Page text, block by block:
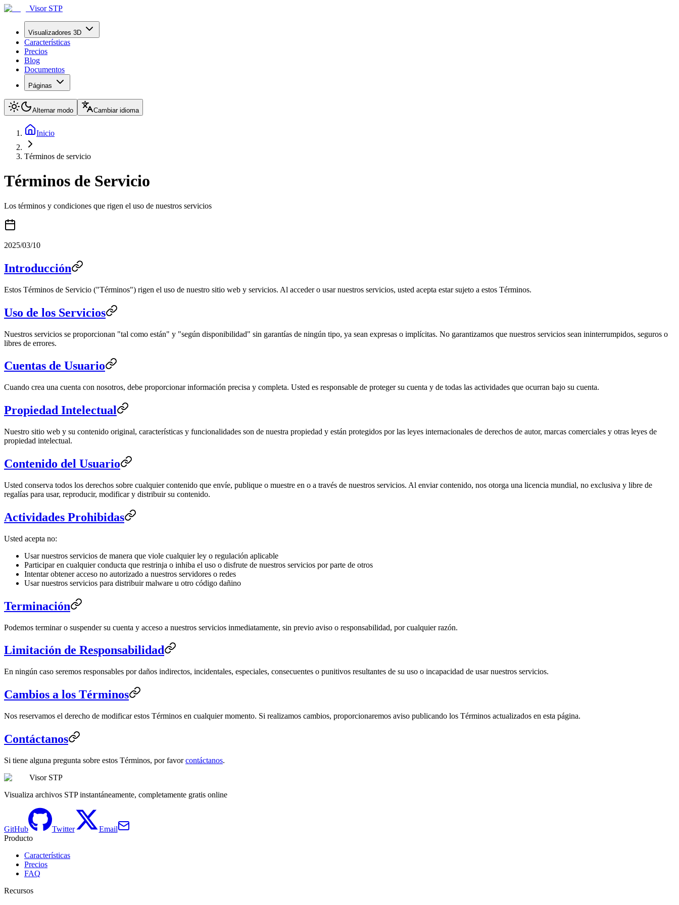
Visor STP
Visualizadores 3D
Características
Precios
Blog
Documentos
Páginas
Alternar modo Cambiar idioma
Inicio
Términos de servicio
Términos de Servicio
Los términos y condiciones que rigen el uso de nuestros servicios
2025/03/10
Introducción
Estos Términos de Servicio ("Términos") rigen el uso de nuestro sitio web y servicios. Al acceder o usar nuestros servicios, usted acepta estar sujeto a estos Términos.
Uso de los Servicios
Nuestros servicios se proporcionan "tal como están" y "según disponibilidad" sin garantías de ningún tipo, ya sean expresas o implícitas. No garantizamos que nuestros servicios sean ininterrumpidos, seguros o
libres de errores.
Cuentas de Usuario
Cuando crea una cuenta con nosotros, debe proporcionar información precisa y completa. Usted es responsable de proteger su cuenta y de todas las actividades que ocurran bajo su cuenta.
Propiedad Intelectual
Nuestro sitio web y su contenido original, características y funcionalidades son de nuestra propiedad y están protegidos por las leyes internacionales de derechos de autor, marcas comerciales y otras leyes de
propiedad intelectual.
Contenido del Usuario
Usted conserva todos los derechos sobre cualquier contenido que envíe, publique o muestre en o a través de nuestros servicios. Al enviar contenido, nos otorga una licencia mundial, no exclusiva y libre de
regalías para usar, reproducir, modificar y distribuir su contenido.
Actividades Prohibidas
Usted acepta no:
Usar nuestros servicios de manera que viole cualquier ley o regulación aplicable
Participar en cualquier conducta que restrinja o inhiba el uso o disfrute de nuestros servicios por parte de otros
Intentar obtener acceso no autorizado a nuestros servidores o redes
Usar nuestros servicios para distribuir malware u otro código dañino
Terminación
Podemos terminar o suspender su cuenta y acceso a nuestros servicios inmediatamente, sin previo aviso o responsabilidad, por cualquier razón.
Limitación de Responsabilidad
En ningún caso seremos responsables por daños indirectos, incidentales, especiales, consecuentes o punitivos resultantes de su uso o incapacidad de usar nuestros servicios.
Cambios a los Términos
Nos reservamos el derecho de modificar estos Términos en cualquier momento. Si realizamos cambios, proporcionaremos aviso publicando los Términos actualizados en esta página.
Contáctanos
Si tiene alguna pregunta sobre estos Términos, por favorcontáctanos.
Visor STP
Visualiza archivos STP instantáneamente, completamente gratis online
GitHub Twitter
Email
Producto
Características
Precios
FAQ
Recursos